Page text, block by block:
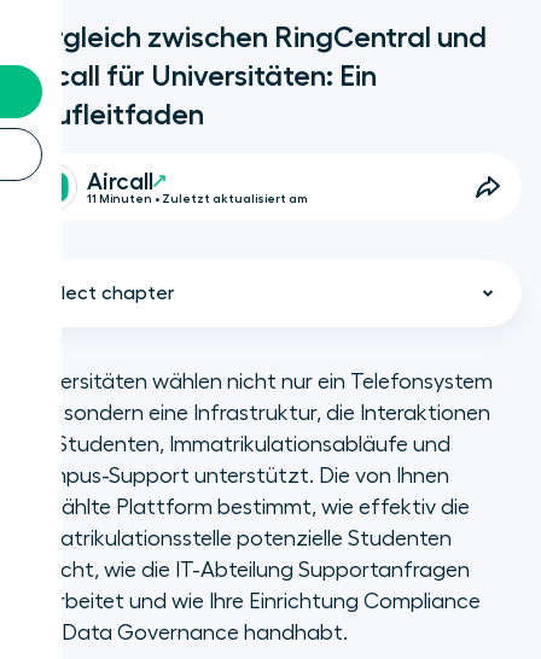
Vergleich zwischen RingCentral und
Aircall für Universitäten: Ein
Kaufleitfaden
Aircall
11 Minuten • Zuletzt aktualisiert am
Select chapter
Kurz und knapp
Was ist RingCentral und wie
verwenden Universitäten die
Lösung?
Was ist Aircall und wie verwenden
Universitäten die Lösung?
Universitäten wählen nicht nur ein Telefonsystem
aus, sondern eine Infrastruktur, die Interaktionen
mit Studenten, Immatrikulationsabläufe und
Campus-Support unterstützt. Die von Ihnen
gewählte Plattform bestimmt, wie effektiv die
Immatrikulationsstelle potenzielle Studenten
erreicht, wie die IT-Abteilung Supportanfragen
bearbeitet und wie Ihre Einrichtung Compliance
und Data Governance handhabt.